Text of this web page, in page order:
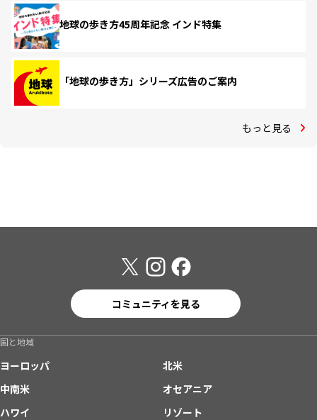
地球の歩き方45周年記念 インド特集
「地球の歩き方」シリーズ広告のご案内
もっと見る
コミュニティを見る
国と地域
ヨーロッパ
北米
中南米
オセアニア
ハワイ
リゾート